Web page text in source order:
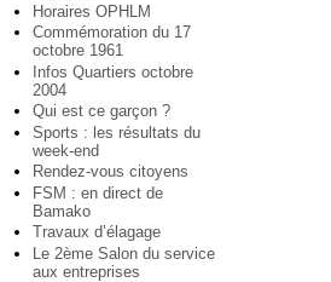
Horaires OPHLM
Commémoration du 17
octobre 1961
Infos Quartiers octobre
2004
Qui est ce garçon ?
Sports : les résultats du
week-end
Rendez-vous citoyens
FSM : en direct de
Bamako
Travaux d’élagage
Le 2ème Salon du service
aux entreprises